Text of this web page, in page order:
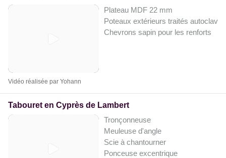
Plateau MDF 22 mm
Poteaux extérieurs traités autoclave
Chevrons sapin pour les renforts
Vidéo réalisée par Yohann
Tabouret en Cyprès de Lambert
Tronçonneuse
Meuleuse d'angle
Scie à chantourner
Ponceuse excentrique